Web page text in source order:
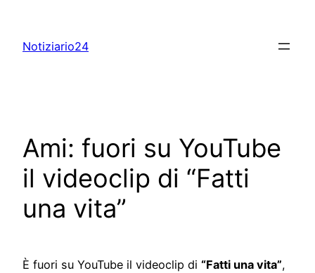
content
Notiziario24
Ami: fuori su YouTube
il videoclip di “Fatti
una vita”
È fuori su YouTube il videoclip di “Fatti una vita”,